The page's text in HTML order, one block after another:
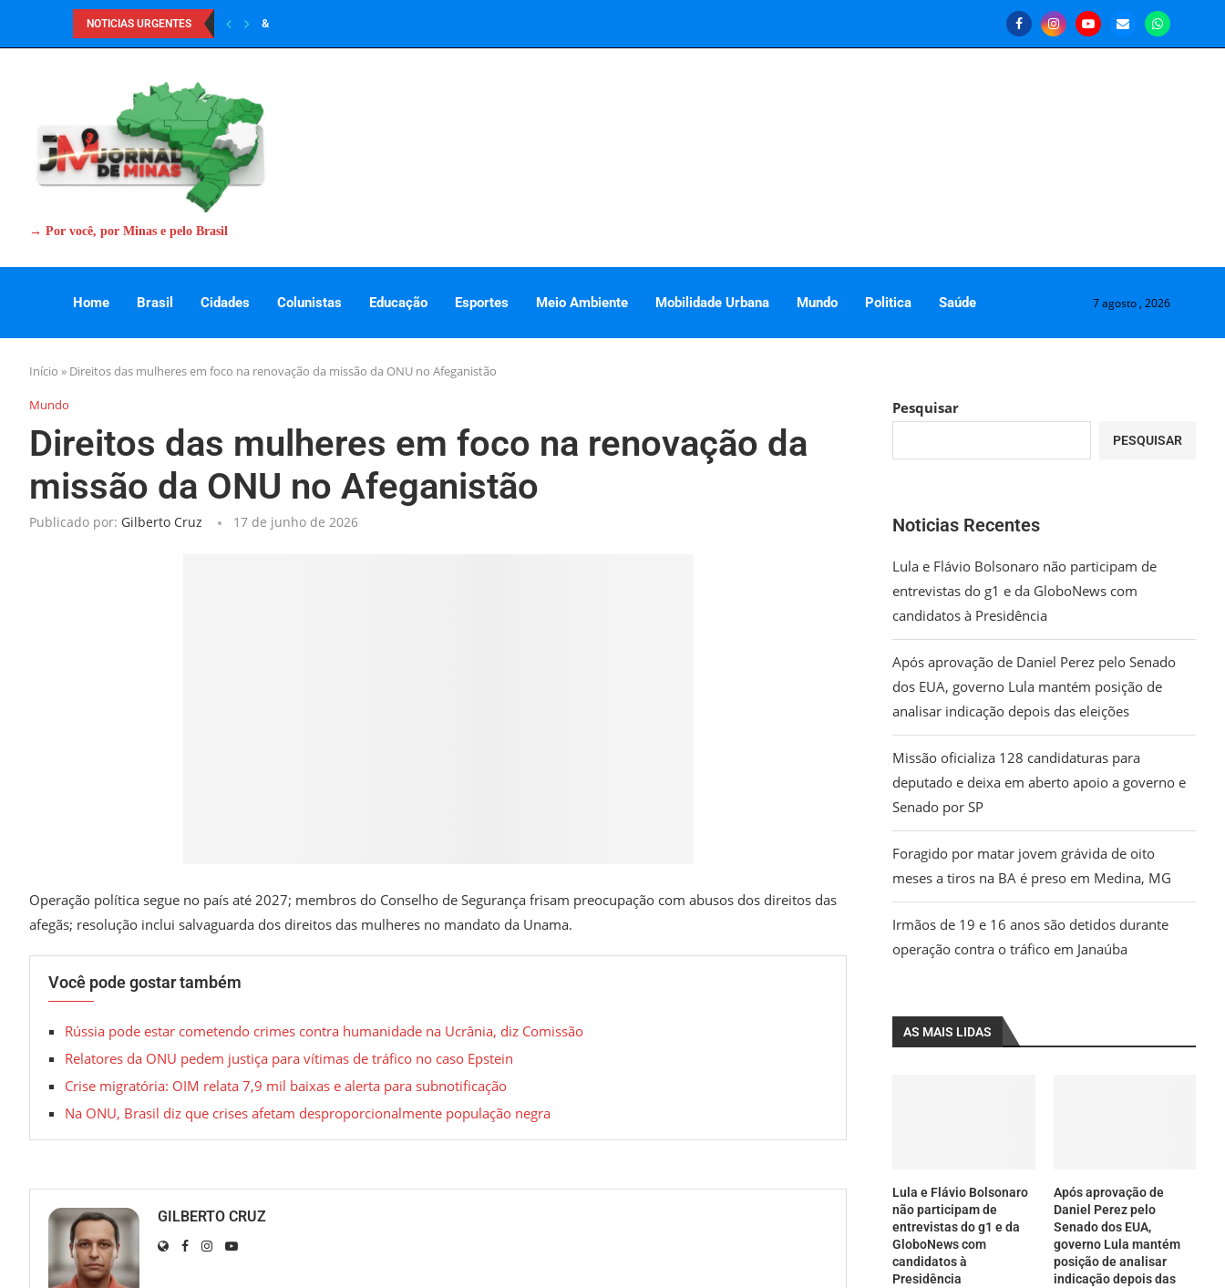
NOTICIAS URGENTES &
→ Por você, por Minas e pelo Brasil
Home Brasil Cidades Colunistas Educação Esportes Meio Ambiente Mobilidade Urbana Mundo Politica Saúde 7 agosto , 2026
Início » Direitos das mulheres em foco na renovação da missão da ONU no Afeganistão
Mundo
Direitos das mulheres em foco na renovação da
missão da ONU no Afeganistão
Publicado por: Gilberto Cruz 17 de junho de 2026
Operação política segue no país até 2027; membros do Conselho de Segurança frisam preocupação com abusos dos direitos das
afegãs; resolução inclui salvaguarda dos direitos das mulheres no mandato da Unama.
Você pode gostar também
Rússia pode estar cometendo crimes contra humanidade na Ucrânia, diz Comissão
Relatores da ONU pedem justiça para vítimas de tráfico no caso Epstein
Crise migratória: OIM relata 7,9 mil baixas e alerta para subnotificação
Na ONU, Brasil diz que crises afetam desproporcionalmente população negra
GILBERTO CRUZ
Pesquisar
PESQUISAR
Noticias Recentes
Lula e Flávio Bolsonaro não participam de
entrevistas do g1 e da GloboNews com
candidatos à Presidência
Após aprovação de Daniel Perez pelo Senado
dos EUA, governo Lula mantém posição de
analisar indicação depois das eleições
Missão oficializa 128 candidaturas para
deputado e deixa em aberto apoio a governo e
Senado por SP
Foragido por matar jovem grávida de oito
meses a tiros na BA é preso em Medina, MG
Irmãos de 19 e 16 anos são detidos durante
operação contra o tráfico em Janaúba
AS MAIS LIDAS
Lula e Flávio Bolsonaro
não participam de
entrevistas do g1 e da
GloboNews com
candidatos à
Presidência
Após aprovação de
Daniel Perez pelo
Senado dos EUA,
governo Lula mantém
posição de analisar
indicação depois das